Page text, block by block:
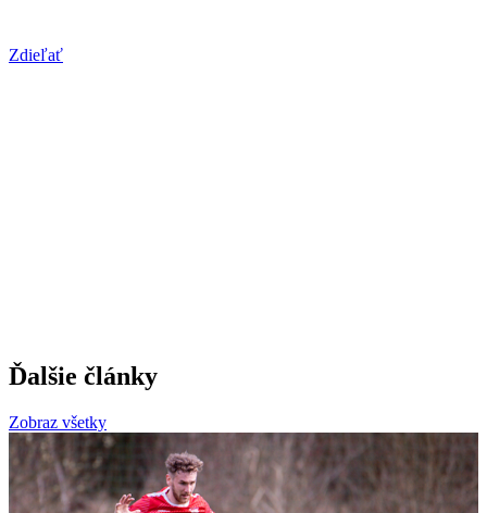
Zdieľať
Ďalšie články
Zobraz všetky